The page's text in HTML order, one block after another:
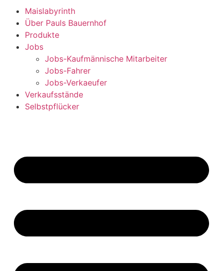
Maislabyrinth
Über Pauls Bauernhof
Produkte
Jobs
Jobs-Kaufmännische Mitarbeiter
Jobs-Fahrer
Jobs-Verkaeufer
Verkaufsstände
Selbstpflücker